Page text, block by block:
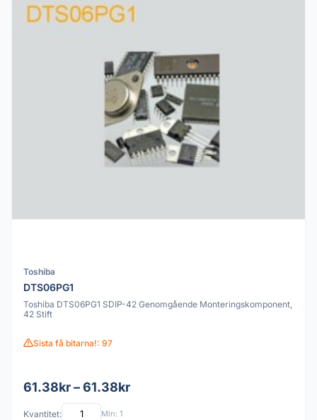
Toshiba
DTS06PG1
Toshiba DTS06PG1 SDIP-42 Genomgående Monteringskomponent,
42 Stift
Sista få bitarna!: 97
61.38kr – 61.38kr
Kvantitet: Min: 1